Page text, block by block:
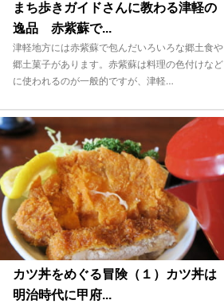
まち歩きガイドさんに教わる津軽の
逸品 赤紫蘇で...
津軽地方には赤紫蘇で包んだいろいろな郷土食や
郷土菓子があります。赤紫蘇は料理の色付けなど
に使われるのが一般的ですが、津軽…
カツ丼をめぐる冒険（１）カツ丼は
明治時代に甲府...